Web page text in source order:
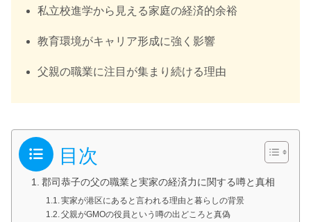
私立校進学から見える家庭の経済的余裕
教育環境がキャリア形成に強く影響
父親の職業に注目が集まり続ける理由
目次
郡司恭子の父の職業と実家の経済力に関する噂と真相
実家が港区にあると言われる理由と暮らしの背景
父親がGMOの役員という噂の出どころと真偽